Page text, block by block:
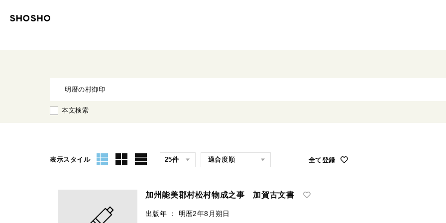
本文検索
表示スタイル 全て登録
加州能美郡村松村物成之事 加賀古文書
出版年 ：
明暦2年8月朔日